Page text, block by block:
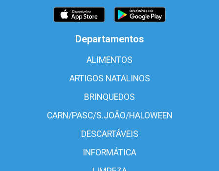
Departamentos
ALIMENTOS
ARTIGOS NATALINOS
BRINQUEDOS
CARN/PASC/S.JOÃO/HALOWEEN
DESCARTÁVEIS
INFORMÁTICA